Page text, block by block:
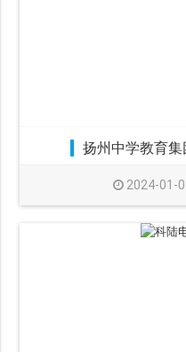
扬州中学教育
2024-01-